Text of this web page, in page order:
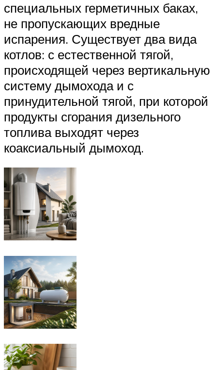
специальных герметичных баках,
не пропускающих вредные
испарения. Существует два вида
котлов: с естественной тягой,
происходящей через вертикальную
систему дымохода и с
принудительной тягой, при которой
продукты сгорания дизельного
топлива выходят через
коаксиальный дымоход.